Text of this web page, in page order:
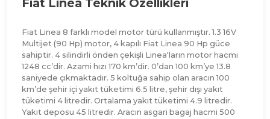
Fiat Linea Teknik Özellikleri
Fiat Linea 8 farklı model motor türü kullanmıştır. 1.3 16V
Multijet (90 Hp) motor, 4 kapılı Fiat Linea 90 Hp güce
sahiptir. 4 silindirli önden çekişli Linea'ların motor hacmi
1248 cc’dir. Azami hızı 170 km’dir. 0’dan 100 km’ye 13.8
saniyede çıkmaktadır. 5 koltuğa sahip olan aracın 100
km’de şehir içi yakıt tüketimi 6.5 litre, şehir dışı yakıt
tüketimi 4 litredir. Ortalama yakıt tüketimi 4.9 litredir.
Yakıt deposu 45 litredir. Aracın asgari bagaj hacmi 500